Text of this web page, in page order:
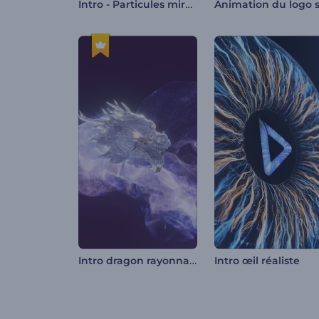
Intro - Particules miroitantes
Intro dragon rayonnant Intro œil réaliste